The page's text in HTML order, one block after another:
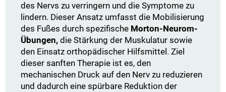
des Nervs zu verringern und die Symptome zu
lindern. Dieser Ansatz umfasst die Mobilisierung
des Fußes durch spezifische Morton-Neurom-
Übungen,die Stärkung der Muskulatur sowie
den Einsatz orthopädischer Hilfsmittel. Ziel
dieser sanften Therapie ist es, den
mechanischen Druck auf den Nerv zu reduzieren
und dadurch eine spürbare Reduktion der